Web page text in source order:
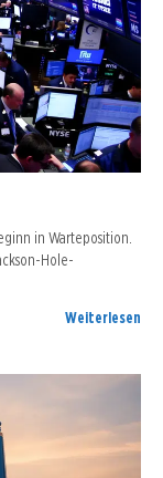
in Warteposition.
Hole-
Weiterlesen